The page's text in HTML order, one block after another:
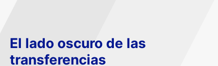
El lado oscuro de las
transferencias